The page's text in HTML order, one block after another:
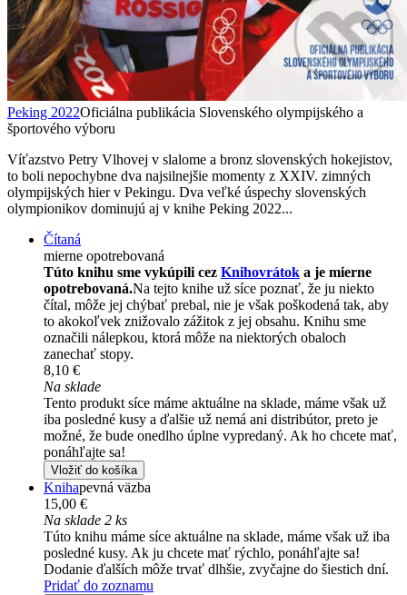
Peking 2022Oficiálna publikácia Slovenského olympijského a
športového výboru
Víťazstvo Petry Vlhovej v slalome a bronz slovenských hokejistov,
to boli nepochybne dva najsilnejšie momenty z XXIV. zimných
olympijských hier v Pekingu. Dva veľké úspechy slovenských
olympionikov dominujú aj v knihe Peking 2022...
Čítaná
mierne opotrebovaná
Túto knihu sme vykúpili cez Knihovrátok a je mierne
opotrebovaná.Na tejto knihe už síce poznať, že ju niekto
čítal, môže jej chýbať prebal, nie je však poškodená tak, aby
to akokoľvek znižovalo zážitok z jej obsahu. Knihu sme
označili nálepkou, ktorá môže na niektorých obaloch
zanechať stopy.
8,10 €
Na sklade
Tento produkt síce máme aktuálne na sklade, máme však už
iba posledné kusy a ďalšie už nemá ani distribútor, preto je
možné, že bude onedlho úplne vypredaný. Ak ho chcete mať,
ponáhľajte sa!
Vložiť do košíka
Knihapevná väzba
15,00 €
Na sklade 2 ks
Túto knihu máme síce aktuálne na sklade, máme však už iba
posledné kusy. Ak ju chcete mať rýchlo, ponáhľajte sa!
Dodanie ďalších môže trvať dlhšie, zvyčajne do šiestich dní.
Pridať do zoznamu